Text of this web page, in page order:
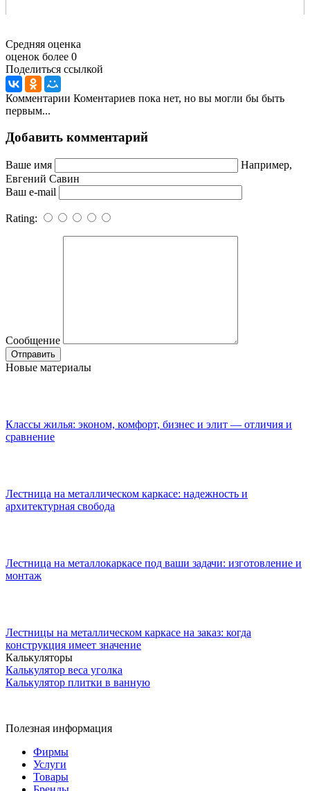
Средняя оценка
оценок более 0
Поделиться ссылкой
Комментарии Коментариев пока нет, но вы могли бы быть
первым...
Добавить комментарий
Ваше имя
Например,
Евгений Савин
Ваш e-mail
Rating:
Сообщение
Новые материалы
Классы жилья: эконом, комфорт, бизнес и элит — отличия и
сравнение
Лестница на металлическом каркасе: надежность и
архитектурная свобода
Лестница на металлокаркасе под ваши задачи: изготовление и
монтаж
Лестницы на металлическом каркасе на заказ: когда
конструкция имеет значение
Калькуляторы
Калькулятор веса уголка
Калькулятор плитки в ванную
Полезная информация
Фирмы
Услуги
Товары